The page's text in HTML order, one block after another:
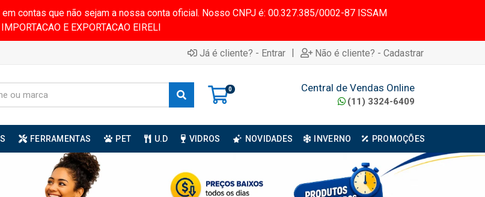
contas que não sejam a nossa conta oficial. Nosso CNPJ é: 00.327.385/0002-87 ISSAM
IMPORTACAO E EXPORTACAO EIRELI
Já é cliente? - Entrar | Não é cliente? - Cadastrar
0 Central de Vendas Online
(11) 3324-6409
FERRAMENTAS PET U.D VIDROS NOVIDADES INVERNO PROMOÇÕES